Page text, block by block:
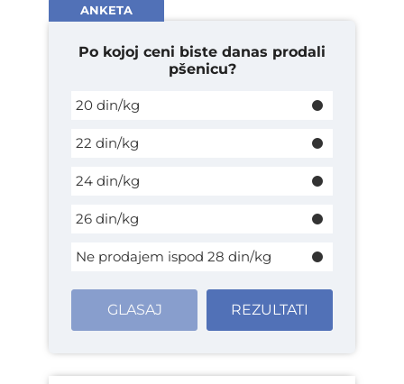
ANKETA
Po kojoj ceni biste danas prodali
pšenicu?
20 din/kg
22 din/kg
24 din/kg
26 din/kg
Ne prodajem ispod 28 din/kg
GLASAJ REZULTATI